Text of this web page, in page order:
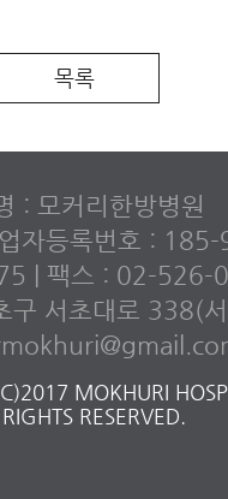
목록
: 모커리한방병원
자등록번호 :
| 팩스 : 02-526-
구 서초대로 338(
MOKHURI
RESERVED.